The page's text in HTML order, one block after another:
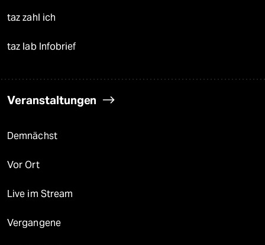
taz zahl ich
taz lab Infobrief
Veranstaltungen
Demnächst
Vor Ort
Live im Stream
Vergangene